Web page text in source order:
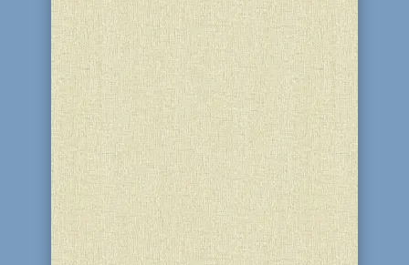
Вечером 30 марта 2018 года (14
Нисана 5778 года по еврейскому
календарю) члены еврейской общины